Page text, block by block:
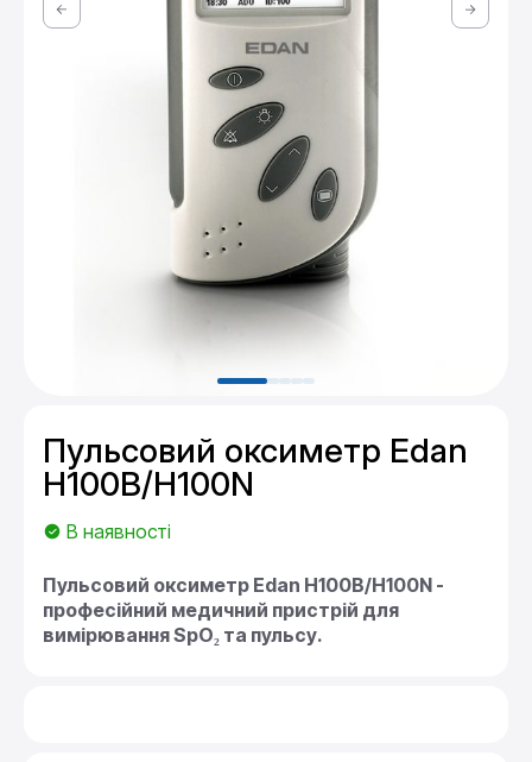
Пульсовий оксиметр Edan
H100B/H100N
В наявності
Пульсовий оксиметр Edan H100B/H100N -
професійний медичний пристрій для
вимірювання SpO₂ та пульсу.